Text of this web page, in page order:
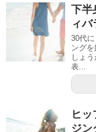
下半
ィ
30代
ング
しょ
表...
ヒ
ジン